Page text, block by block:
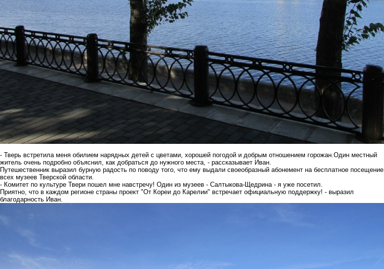
- Тверь встретила меня обилием нарядных детей с цветами, хорошей погодой и добрым отношением горожан.Один местный
житель очень подробно объяснил, как добраться до нужного места, - рассказывает Иван.
Путешественник выразил бурную радость по поводу того, что ему выдали своеобразный абонемент на бесплатное посещение
всех музеев Тверской области.
- Комитет по культуре Твери пошел мне навстречу! Один из музеев - Салтыкова-Щедрина - я уже посетил.
Приятно, что в каждом регионе страны проект "От Кореи до Карелии" встречает официальную поддержку! - выразил
благодарность Иван.